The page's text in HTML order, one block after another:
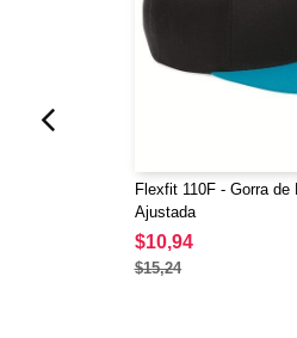
Flexfit 110F - Gorra de
Ajustada
$10,94
$15,24